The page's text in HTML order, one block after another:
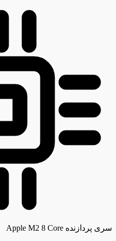
سری پردازنده Apple M2 8 Core